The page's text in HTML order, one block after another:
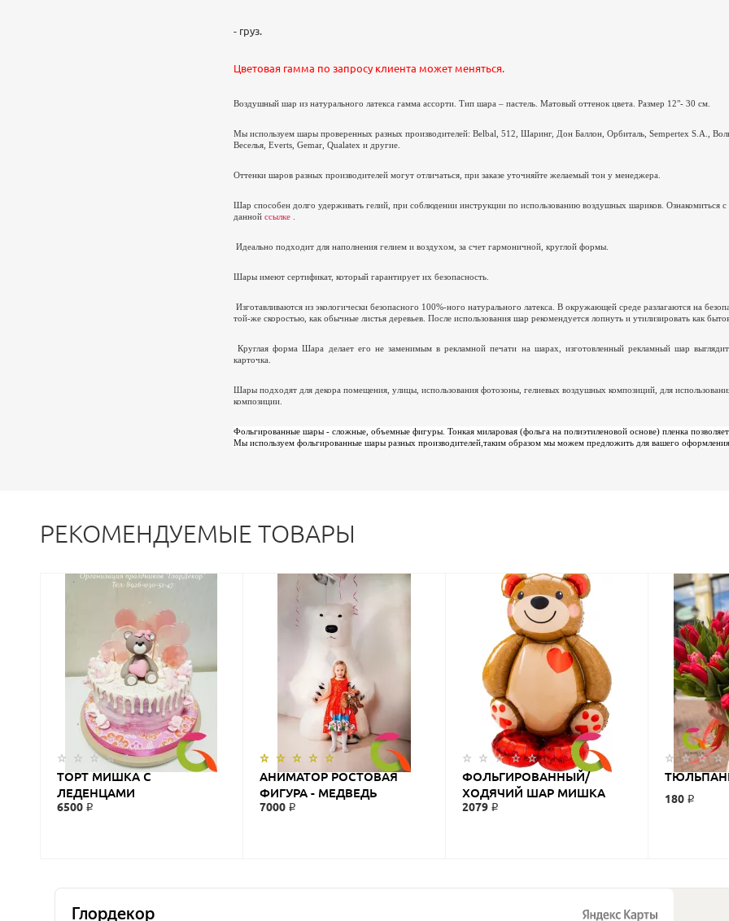
- груз.
Цветовая гамма по запросу клиента может меняться.
Воздушный шар из натурального латекса гамма ассорти. Тип шара – пастель. Матовый оттенок цвета. Размер 12"- 30 см.
Мы используем шары проверенных разных производителей: Belbal, 512, Шаринг, Дон Баллон, Орбиталь, Sempertex S. A .,
Веселья, Everts, Gemar, Qualatex и другие.
Оттенки шаров разных производителей могут отличаться, при заказе уточняйте желаемый тон у менеджера.
Шар способен долго удерживать гелий, при соблюдении инструкции по использованию воздушных шариков. Ознакомиться
данной ссылке.
Идеально подходит для наполнения гелием и воздухом, за счет гармоничной, круглой формы.
Шары имеют сертификат, который гарантирует их безопасность.
Изготавливаются из экологически безопасного 100%-ного натурального латекса. В окружающей среде разлагаются на
той-же скоростью, как обычные листья деревьев. После использования шар рекомендуется лопнуть и утилизировать как
Круглая форма Шара делает его не заменимым в рекламной печати на шарах, изготовленный рекламный шар выглядит
карточка.
Шары подходят для декора помещения, улицы, использования фотозоны, гелиевых воздушных композиций, для
композиции.
Фольгированные шары - сложные, объемные фигуры. Тонкая миларовая (фольга на полиэтиленовой основе) пленка
Мы используем фольгированные шары разных производителей,таким образом мы можем предложить для вашего
РЕКОМЕНДУЕМЫЕ ТОВАРЫ
ТОРТ МИШКА С
ЛЕДЕНЦАМИ
6500 ₽
АНИМАТОР РОСТОВАЯ
ФИГУРА - МЕДВЕДЬ
«СЕВЕРНЫЙ МИШКА»
7000 ₽
ФОЛЬГИРОВАННЫЙ/
ХОДЯЧИЙ ШАР МИШКА
2079 ₽
180 ₽